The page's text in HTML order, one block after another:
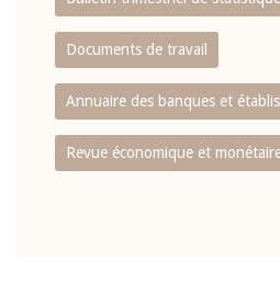
Documents de travail
Annuaire des banques et
Revue économique et